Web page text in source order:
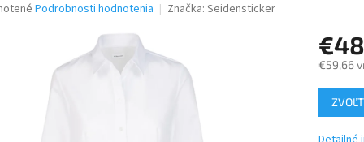
Podrobnosti hodnotenia Značka: Seidensticker
€59,66
cena: